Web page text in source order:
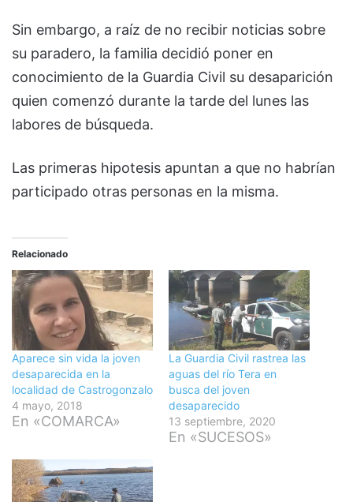
Sin embargo, a raíz de no recibir noticias sobre
su paradero, la familia decidió poner en
conocimiento de la Guardia Civil su desaparición
quien comenzó durante la tarde del lunes las
labores de búsqueda.
Las primeras hipotesis apuntan a que no habrían
participado otras personas en la misma.
Relacionado
Aparece sin vida la joven
desaparecida en la
localidad de Castrogonzalo
4 mayo, 2018
En «COMARCA»
La Guardia Civil rastrea las
aguas del río Tera en
busca del joven
desaparecido
13 septiembre, 2020
En «SUCESOS»